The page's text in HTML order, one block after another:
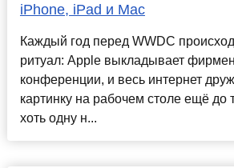
iPhone, iPad и Mac
Каждый год перед WWDC
ритуал: Apple выкладывает
конференции, и весь интернет
картинку на рабочем столе ещё до
хоть одну н...